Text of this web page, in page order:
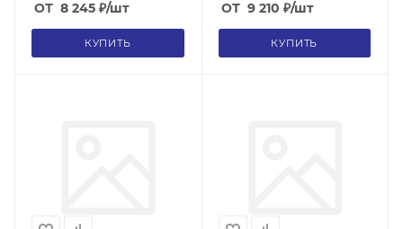
(класс D400)
ОТ 8 245 ₽/шт
КУПИТЬ
(класс C250)
ОТ 9 210 ₽/шт
КУПИТЬ